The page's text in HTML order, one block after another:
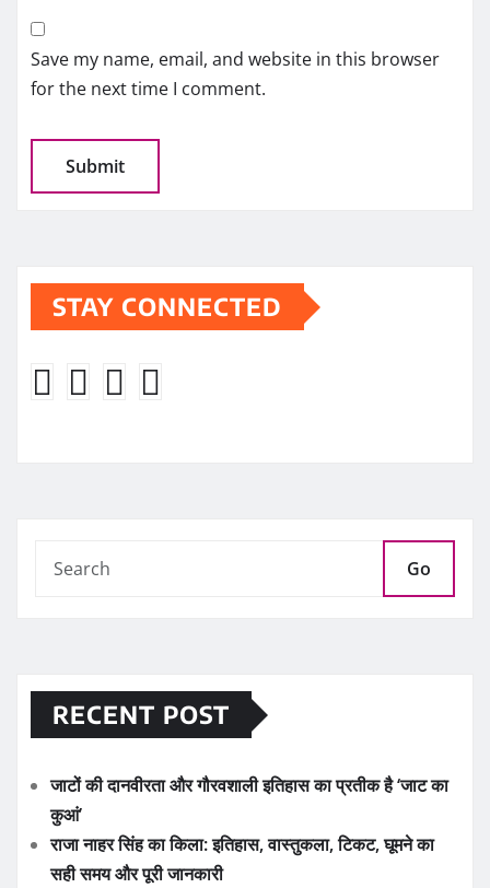
Save my name, email, and website in this browser
for the next time I comment.
STAY CONNECTED
Go
RECENT POST
जाटों की दानवीरता और गौरवशाली इतिहास का प्रतीक है ‘जाट का
कुआं’
राजा नाहर सिंह का किला: इतिहास, वास्तुकला, टिकट, घूमने का
सही समय और पूरी जानकारी